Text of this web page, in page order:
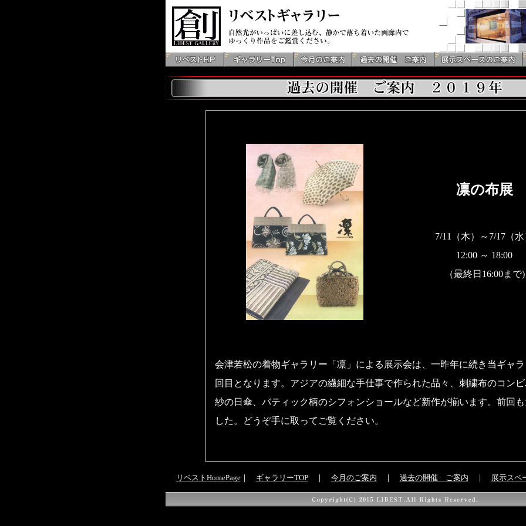
凛の布展
7/11（木）～7/17（
12:00 ～ 18:00
（最終日16:00まで)
会津若松の着物ギャラリー「凛」による展示会は、一昨年に続き当ギャ
回目となります。アジアの繊細な手仕事で作られた品々、刺繍布のコン
紗の日傘、バティック柄のシフォンショールなど新作が揃います。前回
した。どうぞ手に取ってご覧ください。
リベストHomePage｜ ギャラリーTOP｜ 今月のご案内 ｜ 過去の開催 ご案内 ｜ 展示スペ